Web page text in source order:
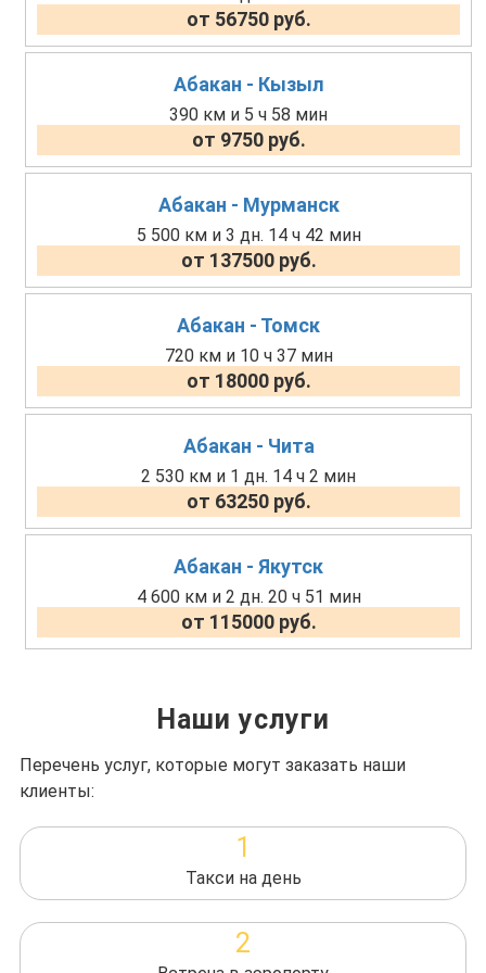
от 56750 руб.
Абакан - Кызыл
390 км и 5 ч 58 мин
от 9750 руб.
Абакан - Мурманск
5 500 км и 3 дн. 14 ч 42 мин
от 137500 руб.
Абакан - Томск
720 км и 10 ч 37 мин
от 18000 руб.
Абакан - Чита
2 530 км и 1 дн. 14 ч 2 мин
от 63250 руб.
Абакан - Якутск
4 600 км и 2 дн. 20 ч 51 мин
от 115000 руб.
Наши услуги
Перечень услуг, которые могут заказать наши
клиенты:
1
Такси на день
2